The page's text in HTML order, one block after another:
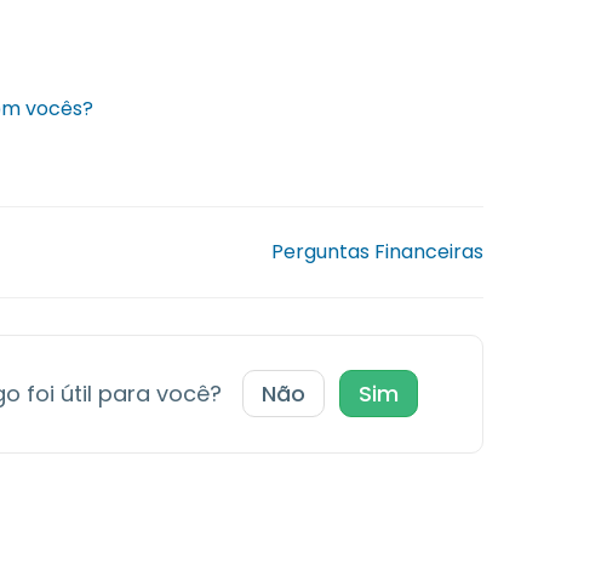
vocês?
Perguntas Financeiras
foi útil para você? Não Sim